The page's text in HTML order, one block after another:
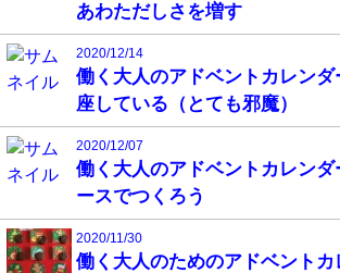
あわただしさを増す
2020/12/14
働く大人のアドベントカレン
座している（とても邪魔）
2020/12/07
働く大人のアドベントカレン
ースでつくろう
2020/11/30
働く大人のためのアドベントカ